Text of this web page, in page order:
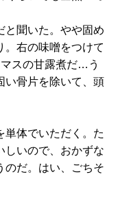
と聞いた。やや固め
。右の味噌をつけて
スの甘露煮だ…う
い骨片を除いて、頭
単体でいただく。た
しいので、おかずな
のだ。はい、ごちそ